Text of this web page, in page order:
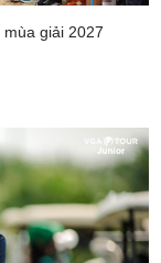
giải 2027